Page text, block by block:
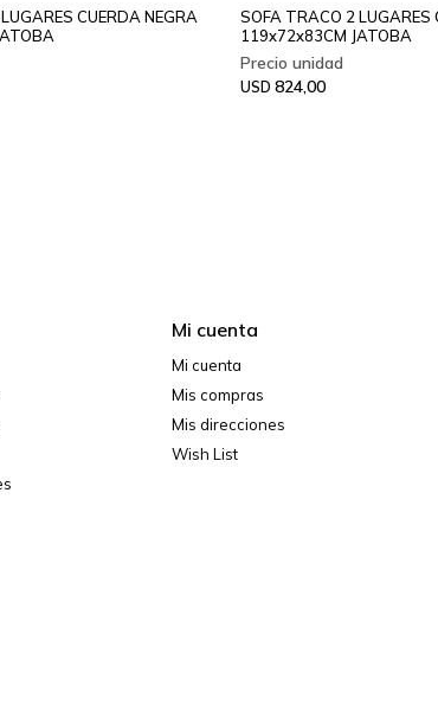
CUERDA NEGRA
SOFA TRACO 2 LUGARES
119x72x83CM JATOBA
USD 824,00
Mi cuenta
Mi cuenta
Mis compras
Mis direcciones
Wish List